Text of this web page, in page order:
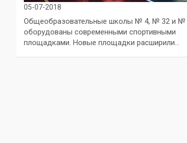
05-07-2018
Общеобразовательные школы № 4, № 32 и №
оборудованы современными спортивными
площадками. Новые площадки расширили…